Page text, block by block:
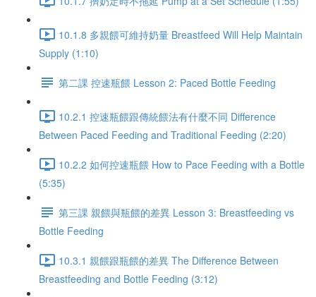
10.1.8 多親餵可維持奶量 Breastfeed Will Help Maintain
Supply (1:10)
第二課 控速瓶餵 Lesson 2: Paced Bottle Feeding
10.2.1 控速瓶餵跟傳統餵法有什麼不同 Difference
Between Paced Feeding and Traditional Feeding (2:20)
10.2.2 如何控速瓶餵 How to Pace Feeding with a Bottle
(5:35)
第三課 親餵與瓶餵的差異 Lesson 3: Breastfeeding vs
Bottle Feeding
10.3.1 親餵跟瓶餵的差異 The Difference Between
Breastfeeding and Bottle Feeding (3:12)